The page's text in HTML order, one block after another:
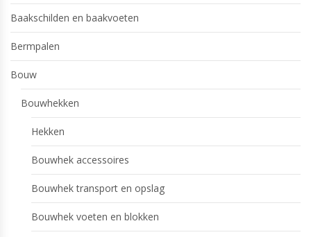
Baakschilden en baakvoeten
Bermpalen
Bouw
Bouwhekken
Hekken
Bouwhek accessoires
Bouwhek transport en opslag
Bouwhek voeten en blokken